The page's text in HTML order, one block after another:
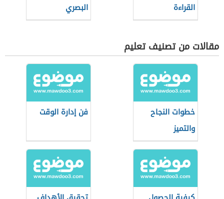
القراءة
البصري
مقالات من تصنيف تعليم
خطوات النجاح
والتميز
فن إدارة الوقت